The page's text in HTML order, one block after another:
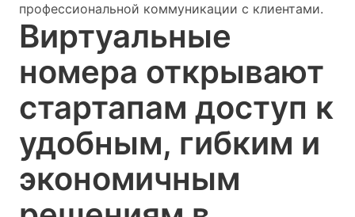
профессиональной коммуникации с клиентами.
Виртуальные
номера открывают
стартапам доступ к
удобным, гибким и
экономичным